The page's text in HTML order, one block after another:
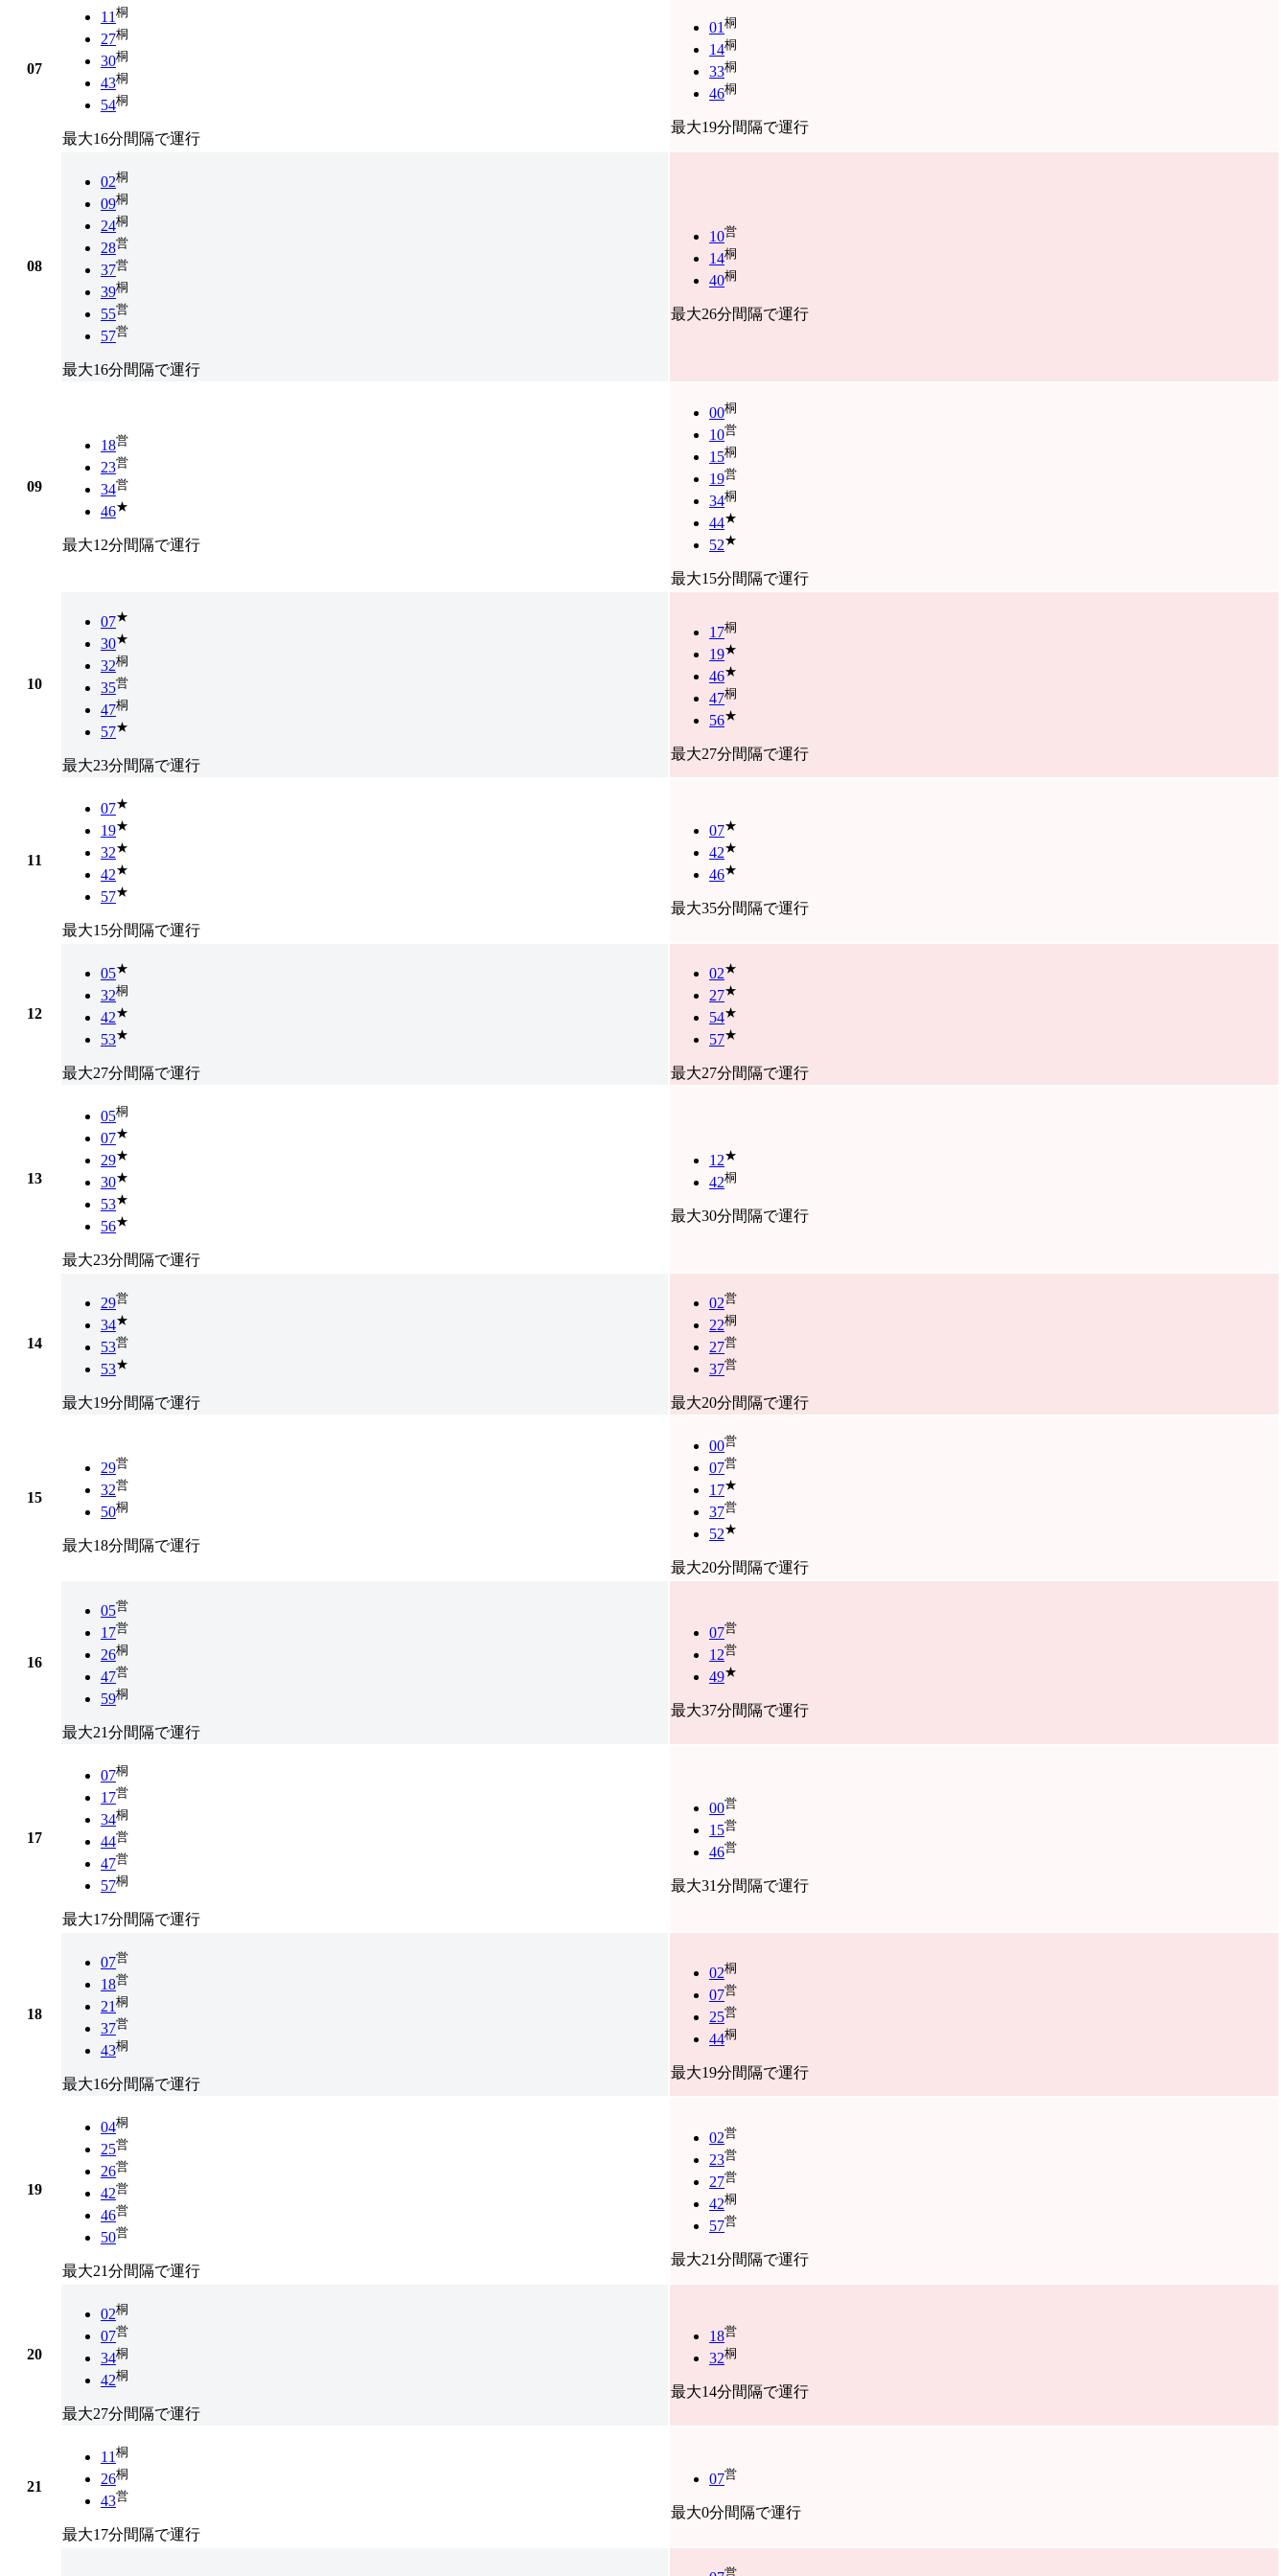
07
11 桐
27桐
30桐
43桐
54桐
最大16分間隔で運行
01 桐
14桐
33桐
46桐
最大19分間隔で運行
08
02桐
09桐
24桐
28営
37営
39桐
55営
57営
最大16分間隔で運行
10営
14桐
40桐
最大26分間隔で運行
09
18営
23営
34営
46★
最大12分間隔で運行
00桐
10営
15桐
19営
34桐
44★
52★
最大15分間隔で運行
10
07★
30★
32桐
35営
47桐
57★
最大23分間隔で運行
17桐
19★
46★
47桐
56★
最大27分間隔で運行
11
07★
19★
32★
42★
57★
最大15分間隔で運行
07★
42★
46★
最大35分間隔で運行
12
05★
32桐
42★
53★
最大27分間隔で運行
02★
27★
54★
57★
最大27分間隔で運行
13
05桐
07★
29★
30★
53★
56★
最大23分間隔で運行
12★
42桐
最大30分間隔で運行
14
29営
34★
53営
53★
最大19分間隔で運行
02営
22桐
27営
37営
最大20分間隔で運行
15
29営
32営
50桐
最大18分間隔で運行
00営
07営
17★
37営
52★
最大20分間隔で運行
16
05営
17営
26桐
47営
59桐
最大21分間隔で運行
07営
12営
49★
最大37分間隔で運行
17
07桐
17営
34桐
44営
47営
57桐
最大17分間隔で運行
00営
15営
46営
最大31分間隔で運行
18
07営
18営
21 桐
37営
43桐
最大16分間隔で運行
02桐
07営
25営
44桐
最大19分間隔で運行
19
04桐
25営
26営
42営
46営
50営
最大21分間隔で運行
02営
23営
27営
42桐
57営
最大21分間隔で運行
20
02桐
07営
34桐
42桐
最大27分間隔で運行
18営
32桐
最大14分間隔で運行
21
11 桐
26桐
43営
最大17分間隔で運行
07営
最大0分間隔で運行
営